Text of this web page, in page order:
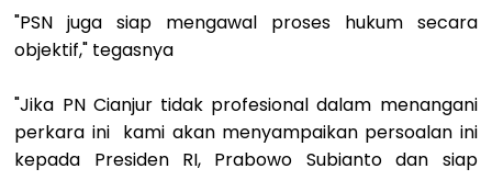
"PSN juga siap mengawal proses hukum secara
objektif," tegasnya
"Jika PN Cianjur tidak profesional dalam menangani
perkara ini kami akan menyampaikan persoalan ini
kepada Presiden RI, Prabowo Subianto dan siap